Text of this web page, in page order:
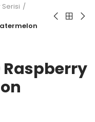
Serisi
Raspberry